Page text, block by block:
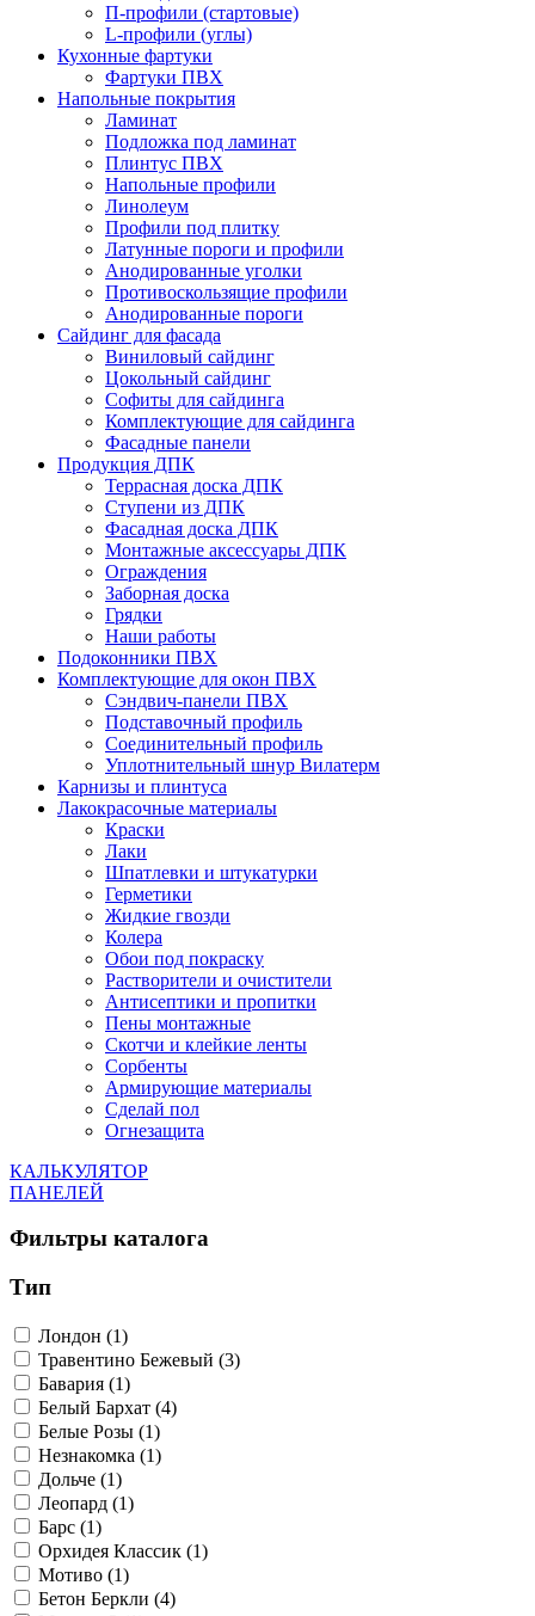
П-профили (стартовые)
L-профили (углы)
Кухонные фартуки
Фартуки ПВХ
Напольные покрытия
Ламинат
Подложка под ламинат
Плинтус ПВХ
Напольные профили
Линолеум
Профили под плитку
Латунные пороги и профили
Анодированные уголки
Противоскользящие профили
Анодированные пороги
Сайдинг для фасада
Виниловый сайдинг
Цокольный сайдинг
Софиты для сайдинга
Комплектующие для сайдинга
Фасадные панели
Продукция ДПК
Террасная доска ДПК
Ступени из ДПК
Фасадная доска ДПК
Монтажные аксессуары ДПК
Ограждения
Заборная доска
Грядки
Наши работы
Подоконники ПВХ
Комплектующие для окон ПВХ
Сэндвич-панели ПВХ
Подставочный профиль
Соединительный профиль
Уплотнительный шнур Вилатерм
Карнизы и плинтуса
Лакокрасочные материалы
Краски
Лаки
Шпатлевки и штукатурки
Герметики
Жидкие гвозди
Колера
Обои под покраску
Растворители и очистители
Антисептики и пропитки
Пены монтажные
Скотчи и клейкие ленты
Сорбенты
Армирующие материалы
Сделай пол
Огнезащита
КАЛЬКУЛЯТОР
ПАНЕЛЕЙ
Фильтры каталога
Тип
Лондон (1)
Травентино Бежевый (3)
Бавария (1)
Белый Бархат (4)
Белые Розы (1)
Незнакомка (1)
Дольче (1)
Леопард (1)
Барс (1)
Орхидея Классик (1)
Мотиво (1)
Бетон Беркли (4)